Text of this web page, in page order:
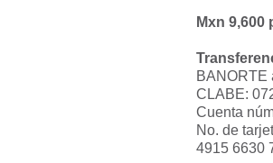
Mxn 9,600
BANORTE
CLABE:
Cuenta
No. de
4915 6630